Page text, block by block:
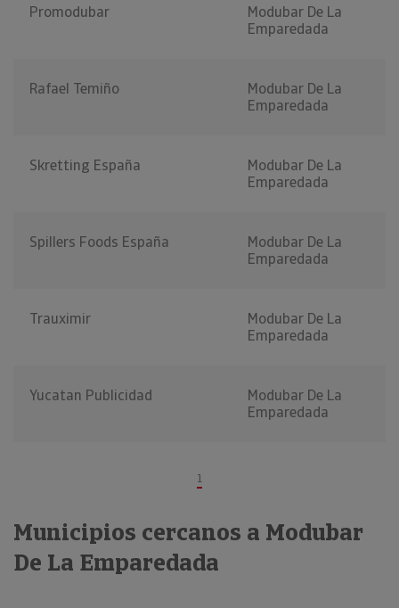
Promodubar
Modubar De La
Emparedada
Rafael Temiño
Modubar De La
Emparedada
Skretting España
Modubar De La
Emparedada
Spillers Foods España
Modubar De La
Emparedada
Trauximir
Modubar De La
Emparedada
Yucatan Publicidad
Modubar De La
Emparedada
1
Municipios cercanos a Modubar
De La Emparedada